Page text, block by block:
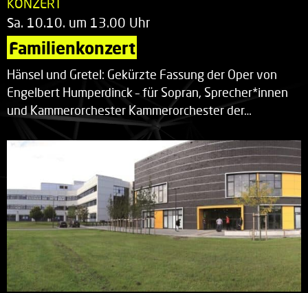
Sa. 10.10. um 13.00 Uhr
Familienkonzert
Hänsel und Gretel: Gekürzte Fassung der Oper von
Engelbert Humperdinck – für Sopran, Sprecher*innen
und Kammerorchester Kammerorchester der…